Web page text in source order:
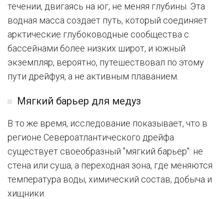
течении, двигаясь на юг, не меняя глубины. Эта
водная масса создает путь, который соединяет
арктические глубоководные сообщества с
бассейнами более низких широт, и южный
экземпляр, вероятно, путешествовал по этому
пути дрейфуя, а не активным плаванием.
Мягкий барьер для медуз
В то же время, исследование показывает, что в
регионе Североатлантического дрейфа
существует своеобразный "мягкий барьер": не
стена или суша, а переходная зона, где меняются
температура воды, химический состав, добыча и
хищники.